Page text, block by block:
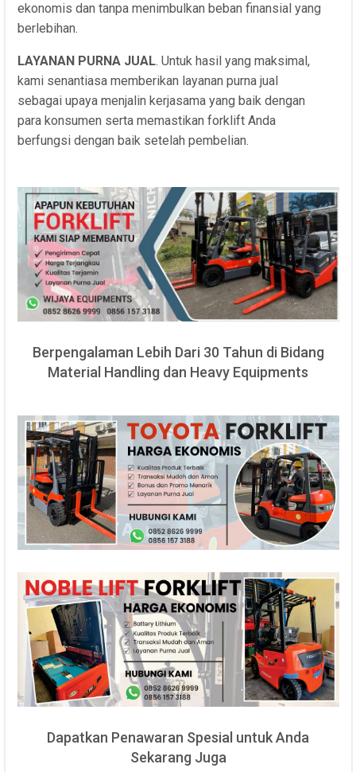
ekonomis dan tanpa menimbulkan beban finansial yang
berlebihan.
LAYANAN PURNA JUAL. Untuk hasil yang maksimal,
kami senantiasa memberikan layanan purna jual
sebagai upaya menjalin kerjasama yang baik dengan
para konsumen serta memastikan forklift Anda
berfungsi dengan baik setelah pembelian.
Berpengalaman Lebih Dari 30 Tahun di Bidang
Material Handling dan Heavy Equipments
Dapatkan Penawaran Spesial untuk Anda
Sekarang Juga